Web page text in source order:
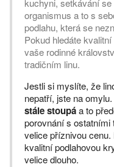
kuchyni, setkávání
organismus a to s
podlahu, která se
Pokud hledáte
vaše rodinné
tradičním linu.
Jestli si myslíte, že
nepatří, jste na omylu.
stále stoupáa to
porovnání s ostatními
velice příznivou
kvalitní podlahovou
velice dlouho.